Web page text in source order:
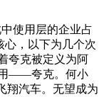
使用层的企业占
心，以下为几个次
夸克被定义为阿
用——夸克。何小
翔汽车。无望成为